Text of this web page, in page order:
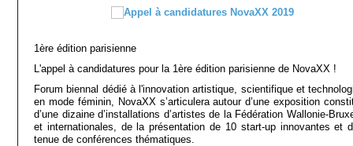
1ère édition parisienne
L'appel à candidatures pour la 1ère édition parisienne de NovaXX !
Forum biennal dédié à l'innovation artistique, scientifique et
en mode féminin, NovaXX s’articulera autour d’une exposition
d’une dizaine d’installations d’artistes de la Fédération Wallonie-
et internationales, de la présentation de 10 start-up innovantes et
tenue de conférences thématiques.